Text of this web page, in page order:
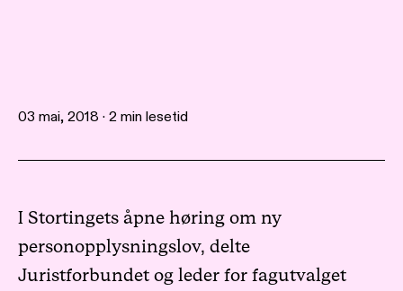
03 mai, 2018 · 2 min lesetid
I Stortingets åpne høring om ny
personopplysningslov, delte
Juristforbundet og leder for fagutvalget